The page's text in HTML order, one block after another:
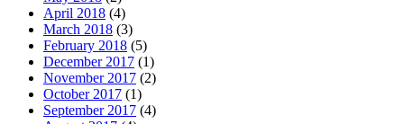
April 2018 (4)
March 2018 (3)
February 2018 (5)
December 2017 (1)
November 2017 (2)
October 2017 (1)
September 2017 (4)